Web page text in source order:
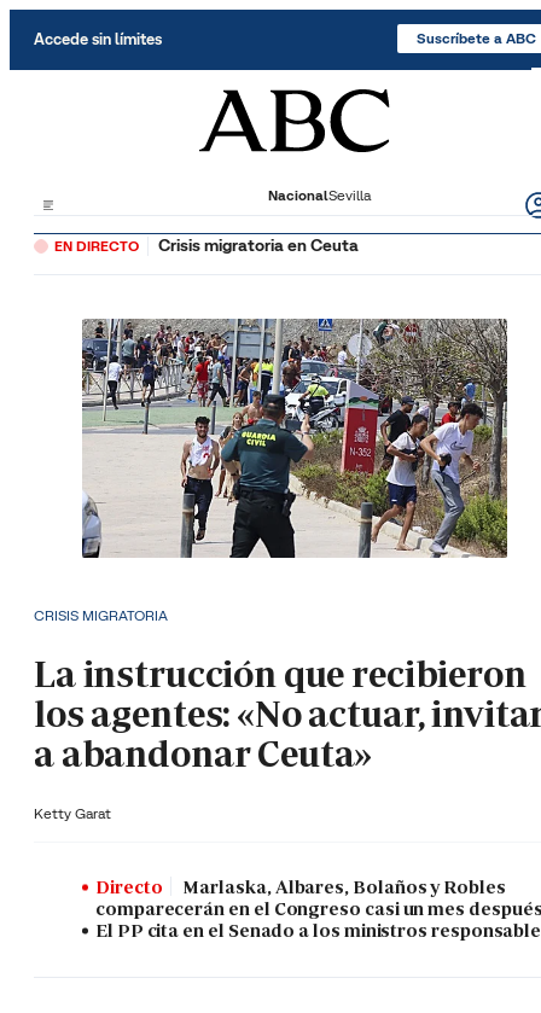
Accede sin límites Suscríbete a ABC
NacionalSevilla
EN DIRECTO Crisis migratoria en Ceuta
CRISIS MIGRATORIA
La instrucción que recibieron
los agentes: «No actuar,
a abandonar Ceuta»
Ketty Garat
Directo
Marlaska, Albares, Bolaños y Robles
comparecerán en el Congreso casi un mes
El PP cita en el Senado a los ministros